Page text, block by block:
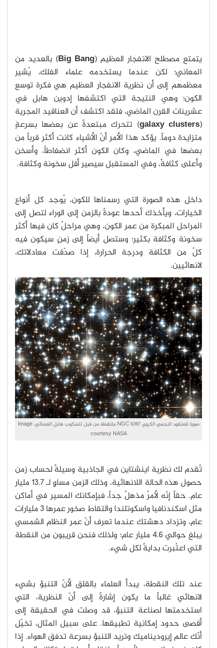
يتمتع مصطلح الانفجار العظيم (Big Bang) بالعديد من
المعاني؛ لكن عندما يستخدمه علماء الفلك، يُشير
معظمهم إلى أن نظرية الانفجار العظيم هي فكرة توسع
الكون؛ وهي النتيجة التي اكتشفها إدوين هابل في
عشرينات القرن الماضي، فلقد اكتشف أن العناقيد المجرية
(
galaxy clusters) تتحرك مبتعدةً عن بعضها بسرعةٍ
متزايدة دوماً. يؤكد هذا الأمر أنّ الأشياء كانت أكثر قرباً من
بعضها في الماضي، وكان الكون أكثر انضغاطاً، وأسخن
وأعلى كثافةً، وفي المستقبل سيصير أقل سخونة وكثافة.
داخل هذه الصورة التي رسمناها للكون، يُوجد كل أنواع
الخيارات، ويأخذك أحدها عودةً بالزمن إلى الوراء لتصل إلى
المراحل المبكرة من عمر الكون، وهي مراحلٌ كان فيها أكثر
سخونة وكثافة بكثير؛ وستصل أيضاً إلى زمنٍ سيكون فيه
كلٌ من الكثافة ودرجة الحرارة، إذا صدّقت معادلاتك،
لانهائيين.
صورة للعنقود النجمي الكروي NGC 6397 ملتقطة من قبل تلسكوب هابل الفضائي. Image
courtesy NASA
تُقدم لك نظرية اينشتاين في الجاذبية وسيلةً لحساب زمن
حصول هذه الحالة اللانهائية، وذلك الزمن مساوٍ لـ 13.7 مليار
عام. حقاً إنّه لأمرٌ مذهلٌ جداً، فبإمكانك المسير في أماكن
مثل اسكندنافيا واسكوتلندا والتقاط صخور عمرها 3 مليارات
عام، وتزداد دهشتك عندما تعرف أنّ عمر النظام الشمسي
يبلغ حوالي 4.6 مليار عام؛ ولذلك فنحن قريبون من النقطة
التي اعتُبرت بدايةً لكل شيء.
عند تلك النقطة، يبدأ العلماء بالقلق لأنّ التنبؤ بشيء
لانهائي غالباً ما يكون إشارةً إلى أنّ النظرية، التي
استخدمتها لصناعة التنبؤ، قد وصلت في الحقيقة إلى
أقصى حدود إمكانية تطبيقها. على سبيل المثال، تخيّل
أنّك عالم إيروديناميك وتريد التنبؤ بسرعة تدفق الهواء. إذا